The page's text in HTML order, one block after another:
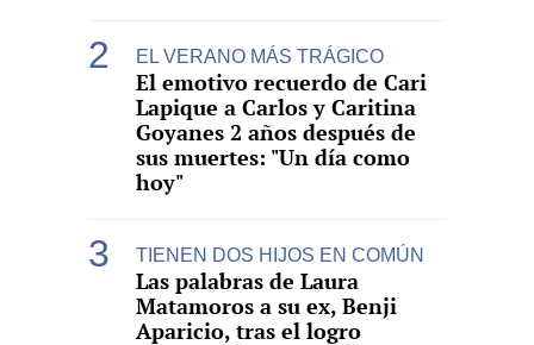
EL VERANO MÁS TRÁGICO
El emotivo recuerdo de Cari
Lapique a Carlos y Caritina
Goyanes 2 años después de
sus muertes: "Un día como
hoy"
TIENEN DOS HIJOS EN COMÚN
Las palabras de Laura
Matamoros a su ex, Benji
Aparicio, tras el logro